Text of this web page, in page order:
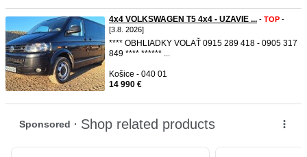
4x4 VOLKSWAGEN T5 4x4 - UZAVIE ... - TOP -
[3.8. 2026]
**** OBHLIADKY VOLAŤ 0915 289 418 - 0905 317
849 **** ****** ...
Košice - 040 01
14 990 €